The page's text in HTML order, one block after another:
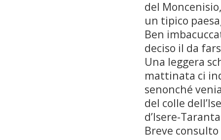
del
un tipico
Ben
deciso il da
Una leggera
mattinata ci
senonché
del colle
d’Isere-
Breve